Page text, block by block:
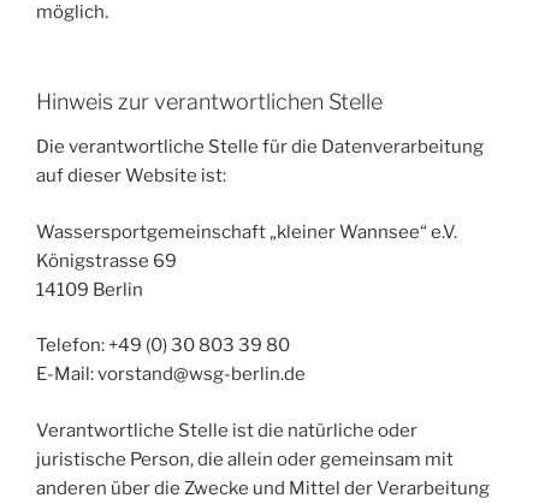
möglich.
Hinweis zur verantwortlichen Stelle
Die verantwortliche Stelle für die Datenverarbeitung
auf dieser Website ist:
Wassersportgemeinschaft „kleiner Wannsee“ e.V.
Königstrasse 69
14109 Berlin
Telefon: +49 (0) 30 803 39 80
E-Mail: vorstand@wsg-berlin.de
Verantwortliche Stelle ist die natürliche oder
juristische Person, die allein oder gemeinsam mit
anderen über die Zwecke und Mittel der Verarbeitung